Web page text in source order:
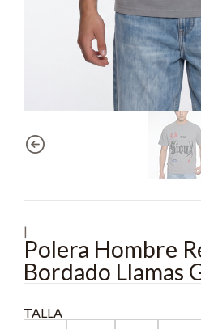
|
Polera Hombre
Bordado Llamas
TALLA